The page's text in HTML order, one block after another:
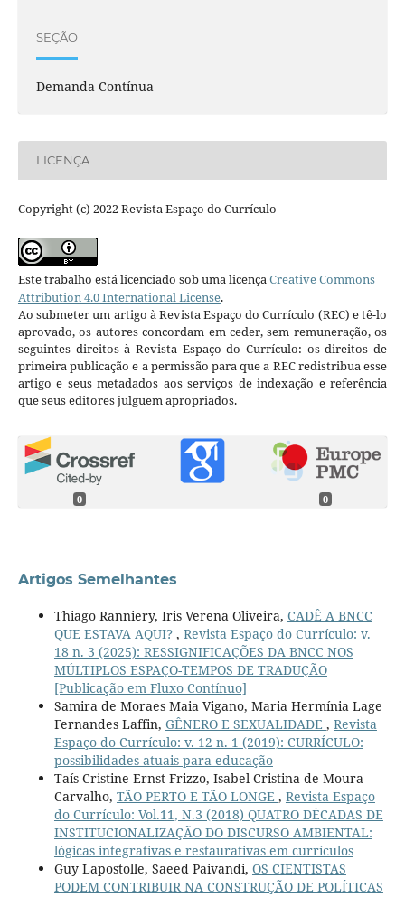
SEÇÃO
Demanda Contínua
LICENÇA
Copyright (c) 2022 Revista Espaço do Currículo
Este trabalho está licenciado sob uma licençaCreative Commons
Attribution 4.0 International License.
Ao submeter um artigo à Revista Espaço do Currículo (REC) e tê-lo
aprovado, os autores concordam em ceder, sem remuneração, os
seguintes direitos à Revista Espaço do Currículo: os direitos de
primeira publicação e a permissão para que a REC redistribua esse
artigo e seus metadados aos serviços de indexação e referência
que seus editores julguem apropriados.
0 0
Artigos Semelhantes
Thiago Ranniery, Iris Verena Oliveira, CADÊ A BNCC
QUE ESTAVA AQUI? , Revista Espaço do Currículo: v.
18 n. 3 (2025): RESSIGNIFICAÇÕES DA BNCC NOS
MÚLTIPLOS ESPAÇO-TEMPOS DE TRADUÇÃO
[Publicação em Fluxo Contínuo]
Samira de Moraes Maia Vigano, Maria Hermínia Lage
Fernandes Laffin, GÊNERO E SEXUALIDADE , Revista
Espaço do Currículo: v. 12 n. 1 (2019): CURRÍCULO:
possibilidades atuais para educação
Taís Cristine Ernst Frizzo, Isabel Cristina de Moura
Carvalho, TÃO PERTO E TÃO LONGE , Revista Espaço
do Currículo: Vol.11, N.3 (2018) QUATRO DÉCADAS DE
INSTITUCIONALIZAÇÃO DO DISCURSO AMBIENTAL:
lógicas integrativas e restaurativas em currículos
Guy Lapostolle, Saeed Paivandi, OS CIENTISTAS
PODEM CONTRIBUIR NA CONSTRUÇÃO DE POLÍTICAS